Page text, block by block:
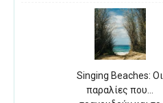
Singing Beaches: Οι
παραλίες που…